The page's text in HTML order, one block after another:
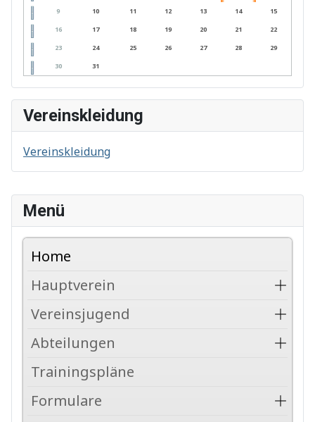
Menü
Home
Hauptverein
Vereinsjugend
Abteilungen
Trainingspläne
Formulare
9
10 11 12 13 14
15
16
17 18 19 20 21
22
23
24 25 26 27 28
29
30
31
Vereinskleidung
Vereinskleidung